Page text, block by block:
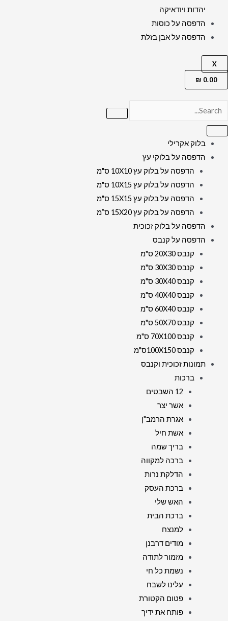
יהדות ויודאיקה
הדפסה על כוסות
הדפסה על אבן בזלת
X
0.00
₪
בלוק אקרילי
הדפסה על בלוקי עץ
הדפסה על בלוק עץ 10X10 ס"מ
הדפסה על בלוק עץ 10X15 ס"מ
הדפסה על בלוק עץ 15X15 ס"מ
הדפסה על בלוק עץ 15X20 ס”מ
הדפסה על בלוק זכוכית
הדפסה על קנבס
קנבס 20X30 ס"מ
קנבס 30X30 ס"מ
קנבס 30X40 ס"מ
קנבס 40X40 ס"מ
קנבס 60X40 ס"מ
קנבס 50X70 ס"מ
קנבס 70X100 ס"מ
קנבס 100X150ס"מ
תמונות זכוכית וקנבס
ברכות
12 השבטים
אשר יצר
אגרת הרמב"ן
אשת חיל
בריך שמה
ברכה למקווה
הדלקת נרות
ברכת העסק
האש שלי
ברכת הבית
למנצח
מודים דרבנן
מזמור לתודה
נשמת כל חי
עלינו לשבח
פטום הקטורת
פותח את ידיך